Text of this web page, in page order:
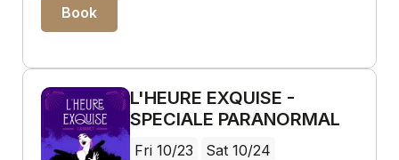
Book
L'HEURE EXQUISE -
SPECIALE PARANORMAL
Fri 10/23
Sat 10/24